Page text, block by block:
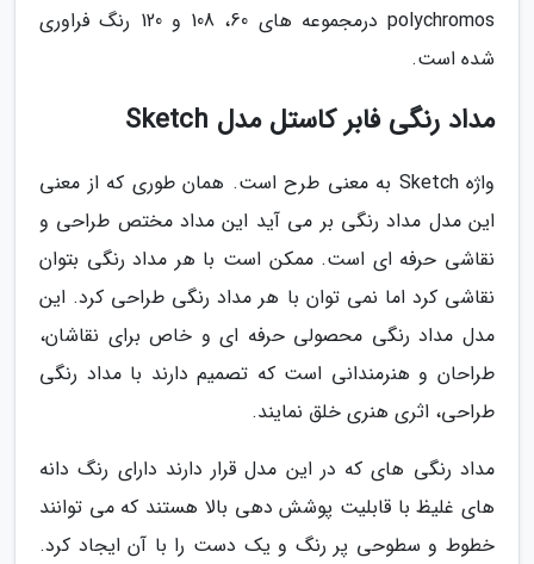
polychromos درمجموعه های 60، 108 و 120 رنگ فراوری
شده است.
مداد رنگی فابر کاستل مدل Sketch
واژه Sketch به معنی طرح است. همان طوری که از معنی
این مدل مداد رنگی بر می آید این مداد مختص طراحی و
نقاشی حرفه ای است. ممکن است با هر مداد رنگی بتوان
نقاشی کرد اما نمی توان با هر مداد رنگی طراحی کرد. این
مدل مداد رنگی محصولی حرفه ای و خاص برای نقاشان،
طراحان و هنرمندانی است که تصمیم دارند با مداد رنگی
طراحی، اثری هنری خلق نمایند.
مداد رنگی های که در این مدل قرار دارند دارای رنگ دانه
های غلیظ با قابلیت پوشش دهی بالا هستند که می توانند
خطوط و سطوحی پر رنگ و یک دست را با آن ایجاد کرد.